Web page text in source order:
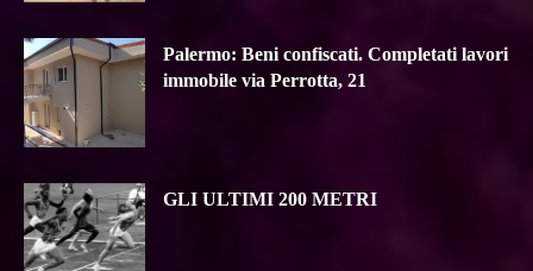
Palermo: Beni confiscati. Completati lavori
immobile via Perrotta, 21
GLI ULTIMI 200 METRI